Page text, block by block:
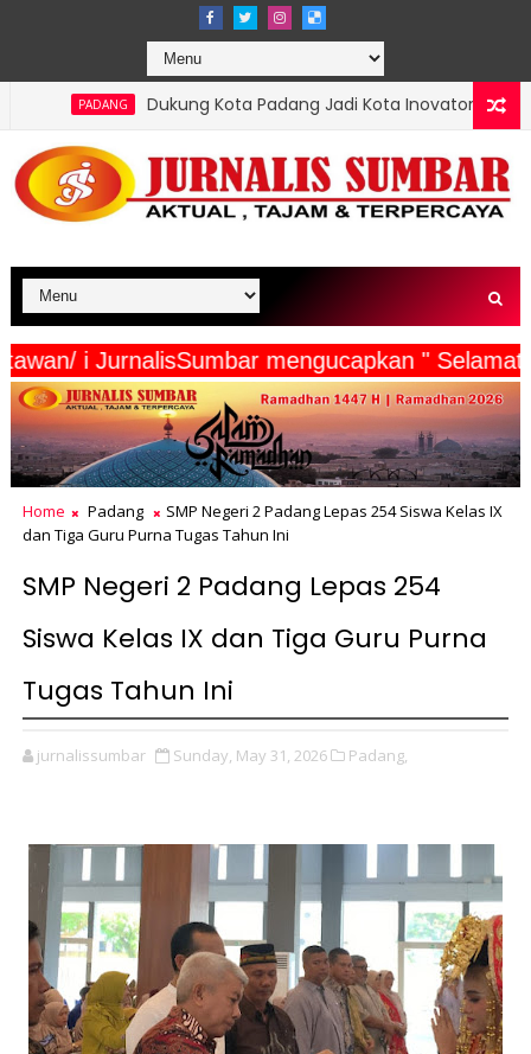
Kota Padang Jadi Kota Inovator, Kartu Registrasi Kesenian
Wartawan/ i JurnalisSumbar mengucapkan "
Home Padang
SMP Negeri 2 Padang Lepas 254 Siswa Kelas IX
dan Tiga Guru Purna Tugas Tahun Ini
SMP Negeri 2 Padang Lepas 254
Siswa Kelas IX dan Tiga Guru Purna
Tugas Tahun Ini
jurnalissumbar Sunday, May 31, 2026 Padang,